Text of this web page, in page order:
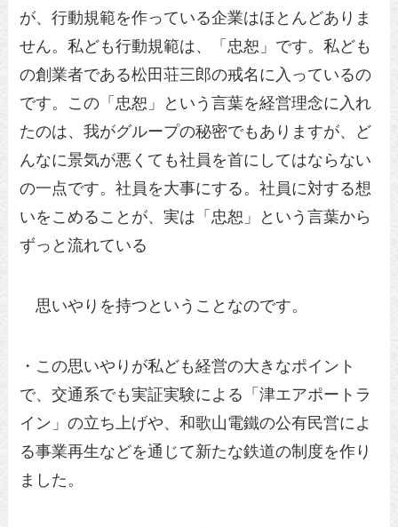
が、行動規範を作っている企業はほとんどありま
せん。私ども行動規範は、「忠恕」です。私ども
の創業者である松田荘三郎の戒名に入っているの
です。この「忠恕」という言葉を経営理念に入れ
たのは、我がグループの秘密でもありますが、ど
んなに景気が悪くても社員を首にしてはならない
の一点です。社員を大事にする。社員に対する想
いをこめることが、実は「忠恕」という言葉から
ずっと流れている
思いやりを持つということなのです。
・この思いやりが私ども経営の大きなポイント
で、交通系でも実証実験による「津エアポートラ
イン」の立ち上げや、和歌山電鐵の公有民営によ
る事業再生などを通じて新たな鉄道の制度を作り
ました。